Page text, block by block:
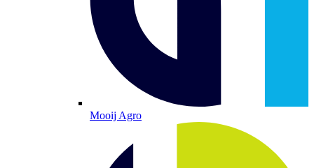
Mooij Agro